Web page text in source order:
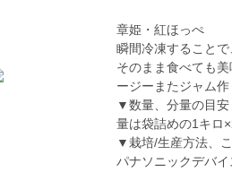
章姫・紅ほっぺ
瞬間冷凍すること
そのまま食べても
ージーまたジャム作
▼数量、分量の目安
量は袋詰めの1キロ
▼栽培/生産方法、
パナソニックデバ